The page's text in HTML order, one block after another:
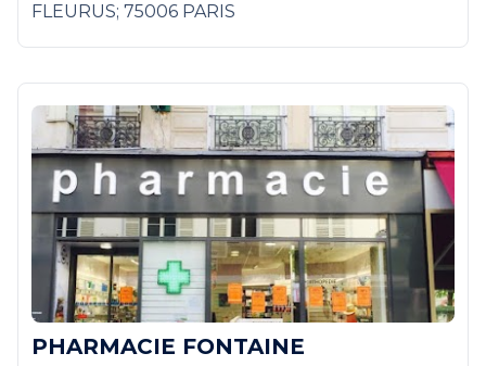
FLEURUS; 75006 PARIS
PHARMACIE FONTAINE